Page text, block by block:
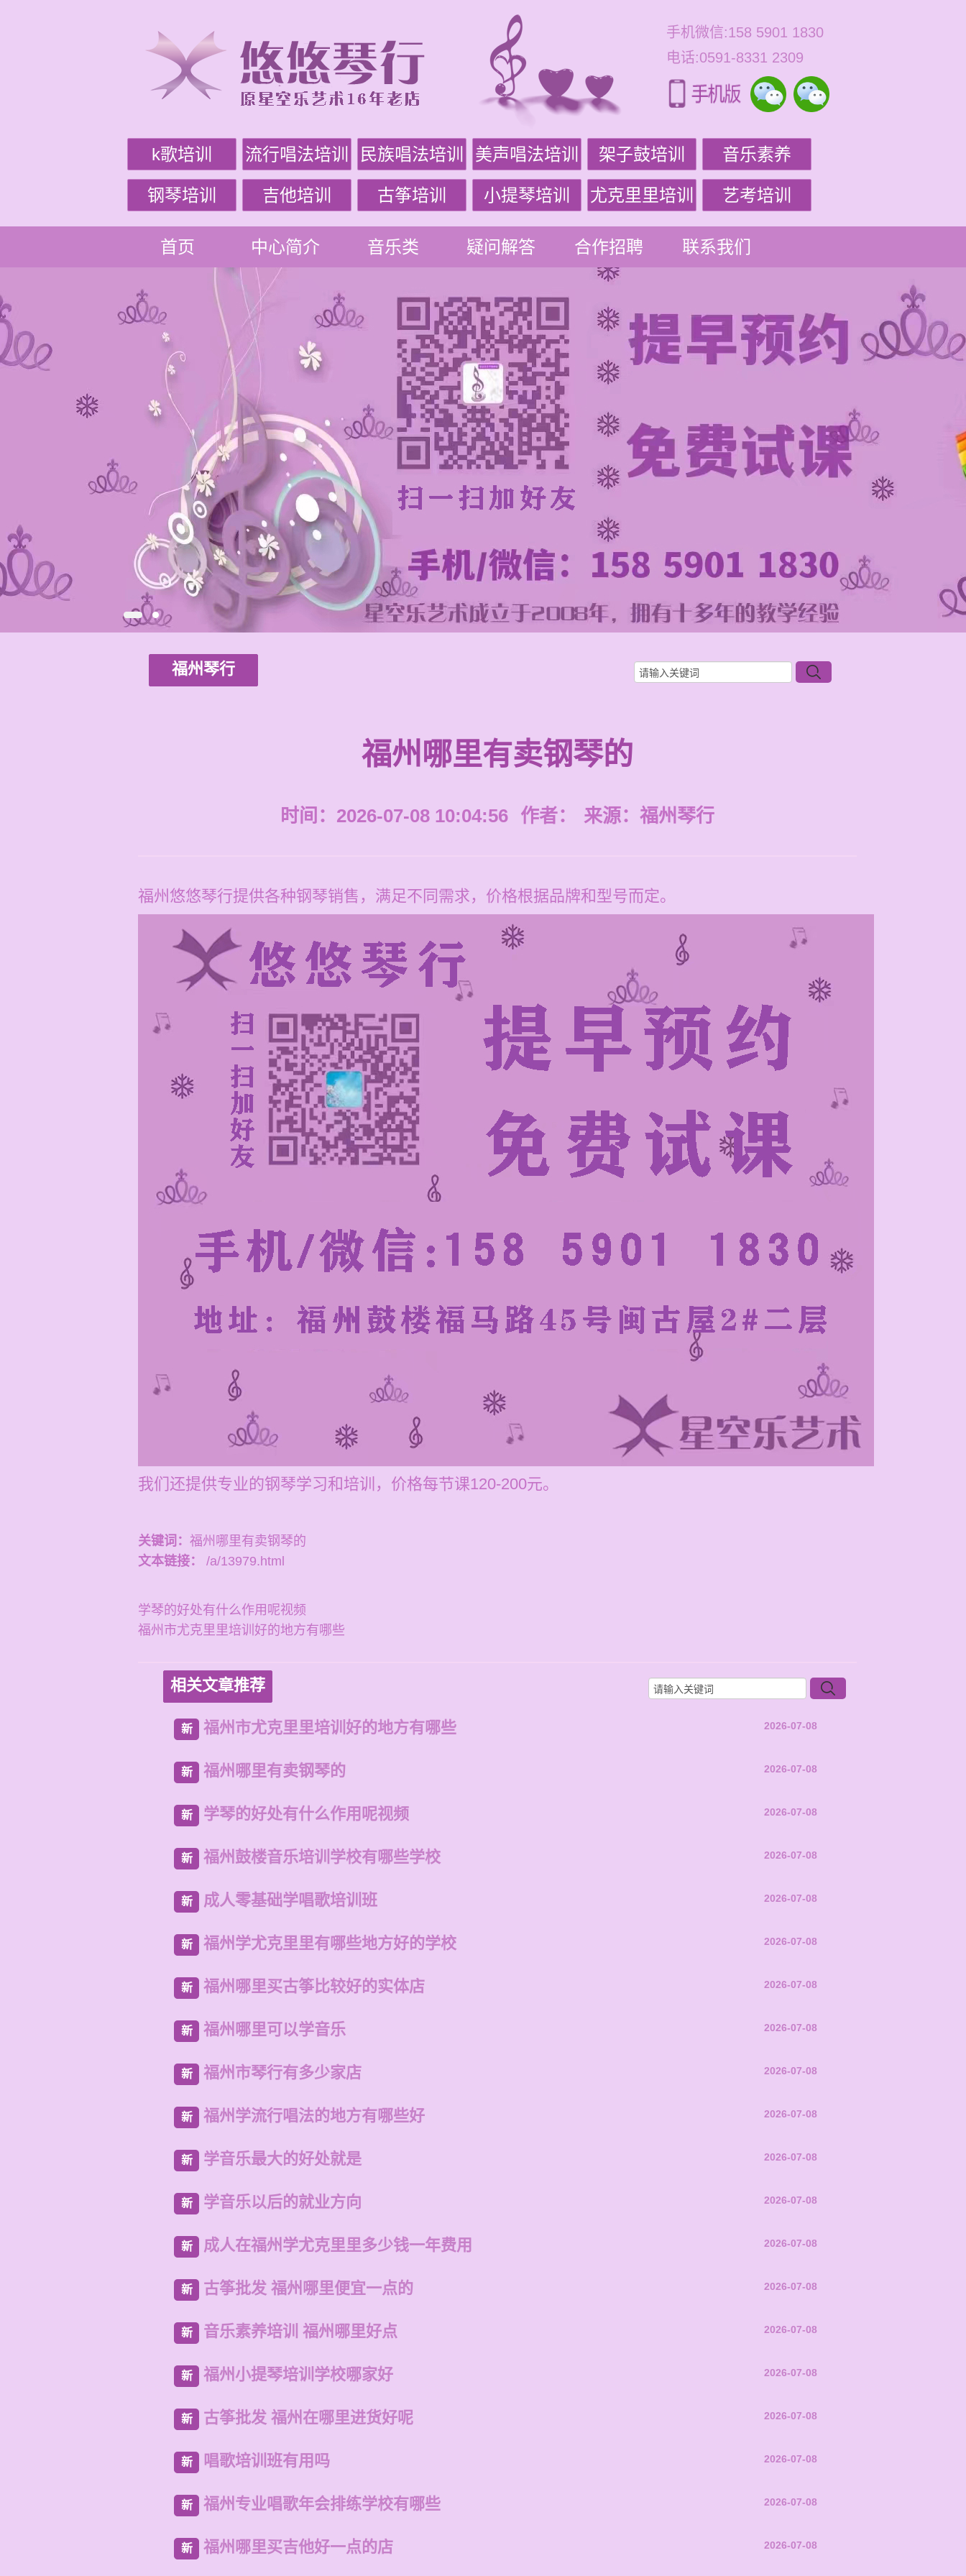
手机微信:158 5901 1830
电话:0591-8331 2309
k歌培训 流行唱法培训 民族唱法培训 美声唱法培训 架子鼓培训 音乐素养
钢琴培训 吉他培训 古筝培训 小提琴培训 尤克里里培训 艺考培训
首页 中心简介 音乐类 疑问解答 合作招聘 联系我们
福州琴行
福州哪里有卖钢琴的
时间：2026-07-08 10:04:56 作者： 来源： 福州琴行
福州悠悠琴行提供各种钢琴销售，满足不同需求，价格根据品牌和型号而定。
我们还提供专业的钢琴学习和培训，价格每节课120-200元。
关键词： 福州哪里有卖钢琴的
文本链接：
/a/13979.html
学琴的好处有什么作用呢视频
福州市尤克里里培训好的地方有哪些
相关文章推荐
新 福州市尤克里里培训好的地方有哪些 2026-07-08
新 福州哪里有卖钢琴的 2026-07-08
新 学琴的好处有什么作用呢视频 2026-07-08
新 福州鼓楼音乐培训学校有哪些学校 2026-07-08
新 成人零基础学唱歌培训班 2026-07-08
新 福州学尤克里里有哪些地方好的学校 2026-07-08
新 福州哪里买古筝比较好的实体店 2026-07-08
新 福州哪里可以学音乐 2026-07-08
新 福州市琴行有多少家店 2026-07-08
新 福州学流行唱法的地方有哪些好 2026-07-08
新 学音乐最大的好处就是 2026-07-08
新 学音乐以后的就业方向 2026-07-08
新 成人在福州学尤克里里多少钱一年费用 2026-07-08
新 古筝批发 福州哪里便宜一点的 2026-07-08
新 音乐素养培训 福州哪里好点 2026-07-08
新 福州小提琴培训学校哪家好 2026-07-08
新 古筝批发 福州在哪里进货好呢 2026-07-08
新 唱歌培训班有用吗 2026-07-08
新 福州专业唱歌年会排练学校有哪些 2026-07-08
新 福州哪里买吉他好一点的店 2026-07-08